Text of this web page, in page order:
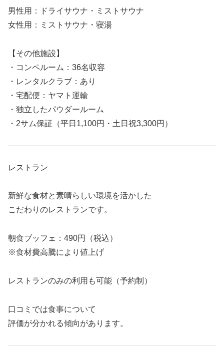
男性用：ドライサウナ・ミストサウナ
女性用：ミストサウナ・寝湯
【その他施設】
・コンペルーム：36名収容
・レンタルクラブ：あり
・宅配便：ヤマト運輸
・独立したパウダールーム
・2サム保証（平日1,100円・土日祝3,300円）
レストラン
新鮮な食材と素晴らしい環境を活かした
こだわりのレストランです。
朝食ブッフェ：490円（税込）
※食材費高騰により値上げ
レストランのみの利用も可能（予約制）
口コミでは食事について
評価が分かれる傾向があります。